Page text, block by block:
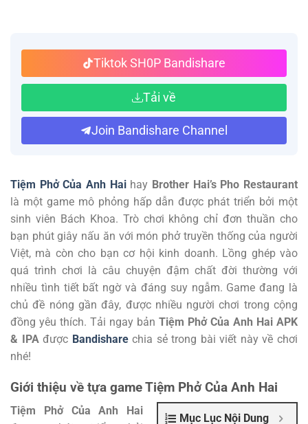
Tiktok SH0P Bandishare
Tải về
Join Bandishare Channel
Tiệm Phở Của Anh Haihay Brother Hai’s Pho Restaurant
là một game mô phỏng hấp dẫn được phát triển bởi một
sinh viên Bách Khoa. Trò chơi không chỉ đơn thuần cho
bạn phút giây nấu ăn với món phở truyền thống của người
Việt, mà còn cho bạn cơ hội kinh doanh. Lồng ghép vào
quá trình chơi là câu chuyện đậm chất đời thường với
nhiều tình tiết bất ngờ và đáng suy ngẫm. Game đang là
chủ đề nóng gần đây, được nhiều người chơi trong cộng
đồng yêu thích. Tải ngay bản Tiệm Phở Của Anh Hai APK
& IPAđược Bandisharechia sẻ trong bài viết này về chơi
nhé!
Giới thiệu về tựa game Tiệm Phở Của Anh Hai
Mục Lục Nội Dung
Tiệm Phở Của Anh Hai